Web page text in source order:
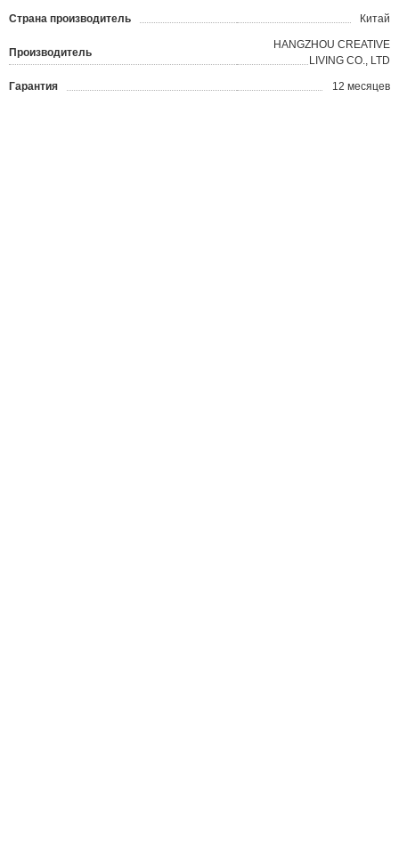
Страна производитель Китай
Производитель
HANGZHOU CREATIVE
LIVING CO., LTD
Гарантия 12 месяцев